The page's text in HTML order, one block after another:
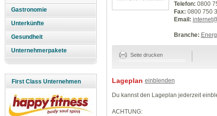
Gastronomie
Unterkünfte
Gesundheit
Unternehmerpakete
First Class Unternehmen
Telefon: 0800
Fax: 0800 750
Email:
Branche:
Seite drucken
Lageplan einblenden
Du kannst den Lageplan jederzeit
ACHTUNG: